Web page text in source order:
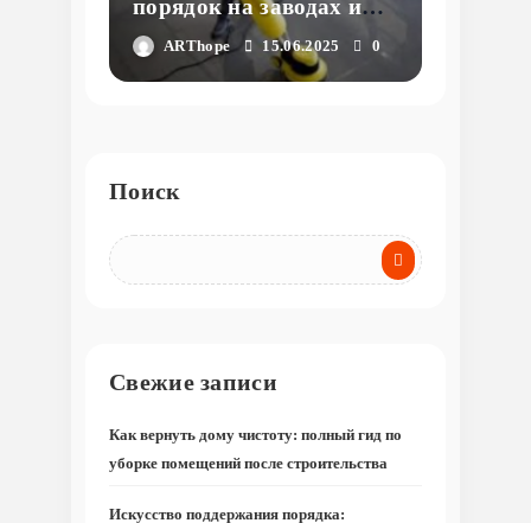
порядок на заводах и
фабриках: тонкости
уборки промышленных
ARThope 15.06.2025 0
Поиск
Свежие записи
Как вернуть дому чистоту: полный гид по
уборке помещений после строительства
Искусство поддержания порядка: